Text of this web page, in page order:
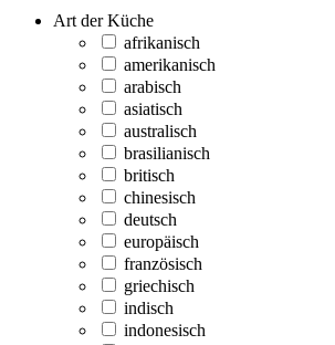
Art der Küche
afrikanisch
amerikanisch
arabisch
asiatisch
australisch
brasilianisch
britisch
chinesisch
deutsch
europäisch
französisch
griechisch
indisch
indonesisch